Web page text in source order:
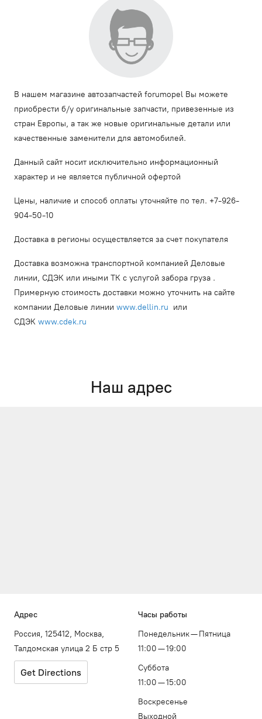
В нашем магазине автозапчастей forumopel Вы можете
приобрести б/у оригинальные запчасти, привезенные из
стран Европы, а так же новые оригинальные детали или
качественные заменители для автомобилей.
Данный сайт носит исключительно информационный
характер и не является публичной офертой
Цены, наличие и способ оплаты уточняйте по тел. +7-926-
904-50-10
Доставка в регионы осуществляется за счет покупателя
Доставка возможна транспортной компанией Деловые
линии, СДЭК или иными ТК с услугой забора груза .
Примерную стоимость доставки можно уточнить на сайте
компании Деловые линии www.dellin.ru или
СДЭК www.cdek.ru
Наш адрес
Адрес
Россия, 125412, Москва,
Талдомская улица 2 Б стр 5
Get Directions
Часы работы
Понедельник — Пятница
11:00 — 19:00
Суббота
11:00 — 15:00
Воскресенье
Выходной